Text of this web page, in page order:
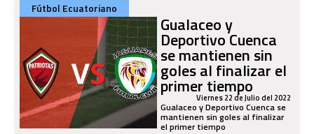
Fútbol Ecuatoriano
Gualaceo y
Deportivo Cuenca
se mantienen sin
goles al finalizar el
primer tiempo
Viernes 22 de Julio del 2022
Gualaceo y Deportivo Cuenca se
mantienen sin goles al finalizar
el primer tiempo